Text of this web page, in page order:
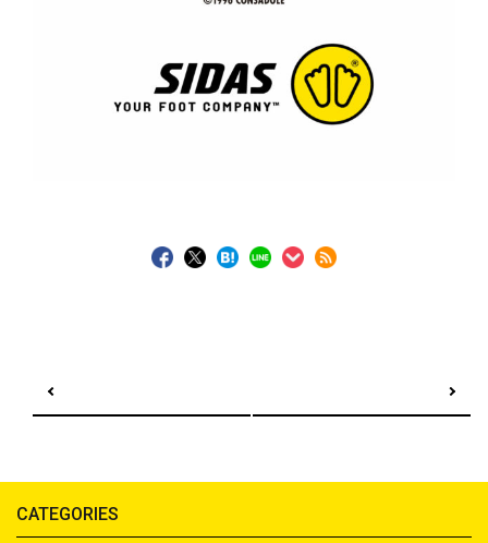
CATEGORIES